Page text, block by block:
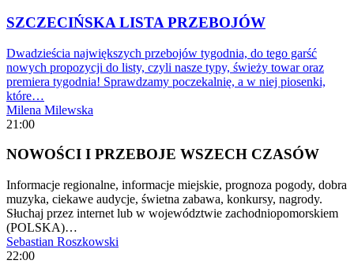
SZCZECIŃSKA LISTA PRZEBOJÓW
Dwadzieścia największych przebojów tygodnia, do tego garść
nowych propozycji do listy, czyli nasze typy, świeży towar oraz
premiera tygodnia! Sprawdzamy poczekalnię, a w niej piosenki,
które…
Milena Milewska
21:00
NOWOŚCI I PRZEBOJE WSZECH CZASÓW
Informacje regionalne, informacje miejskie, prognoza pogody, dobra
muzyka, ciekawe audycje, świetna zabawa, konkursy, nagrody.
Słuchaj przez internet lub w województwie zachodniopomorskiem
(POLSKA)…
Sebastian Roszkowski
22:00